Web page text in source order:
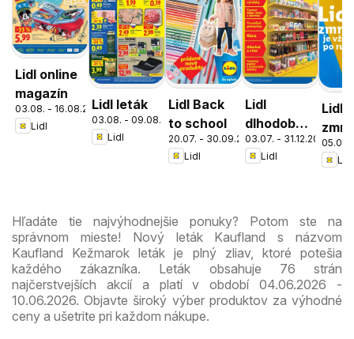
Lidl online
magazín
03.08. - 16.08.2026
Lidl
Lidl leták
03.08. - 09.08.2026
Lidl
Lidl Back
to school
20.07. - 30.09.2026
Lidl
Lidl
dlhodobo
zlacnené
03.07. - 31.12.2026
Lidl
Lidl
05.05.
Lidl
Hľadáte tie najvýhodnejšie ponuky? Potom ste na
správnom mieste! Nový leták Kaufland s názvom
Kaufland Kežmarok leták je plný zliav, ktoré potešia
každého zákazníka. Leták obsahuje 76 strán
najčerstvejších akcií a platí v období 04.06.2026 -
10.06.2026. Objavte široký výber produktov za výhodné
ceny a ušetrite pri každom nákupe.